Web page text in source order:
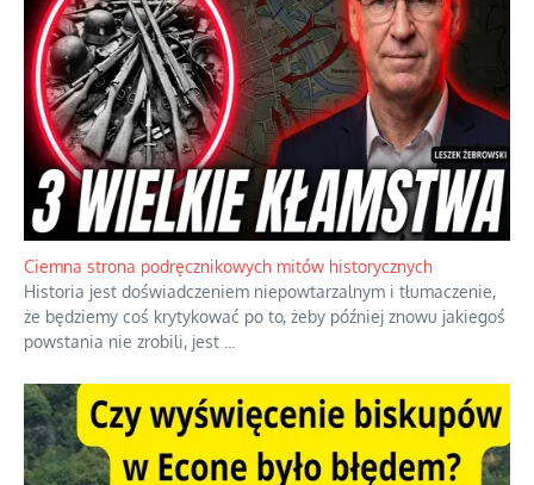
Szlachetna duma z historycznego braku rozsądku
Jednym z dziedzictw polskiej kontrreformacji jest skłonność do
oceniania wszystkiego w kategoriach moralnych, w tym
również polityki międzynarodowej, a...